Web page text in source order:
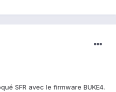
SFR avec le firmware BUKE4.